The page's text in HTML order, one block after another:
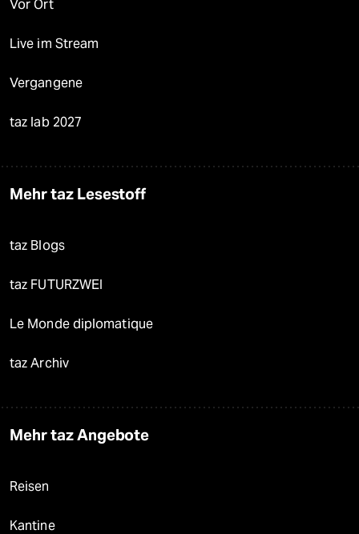
Vor Ort
Live im Stream
Vergangene
taz lab 2027
Mehr taz Lesestoff
taz Blogs
taz FUTURZWEI
Le Monde diplomatique
taz Archiv
Mehr taz Angebote
Reisen
Kantine